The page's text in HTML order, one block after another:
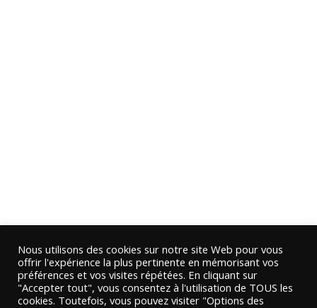
Nous utilisons des cookies sur notre site Web pour vous
offrir l'expérience la plus pertinente en mémorisant vos
préférences et vos visites répétées. En cliquant sur
"Accepter tout", vous consentez à l'utilisation de TOUS les
cookies. Toutefois, vous pouvez visiter "Options des